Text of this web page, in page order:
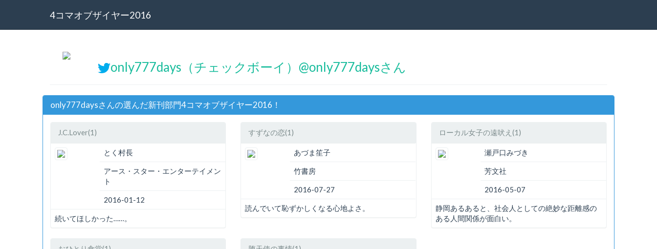
4コマオブザイヤー2016
only777days（チェックボーイ）@only777daysさん
only777daysさんの選んだ新刊部門4コマオブザイヤー2016！
J.C.Lover(1)
とく村長
アース・スター・エンターテイメン
ト
2016-01-12
続いてほしかった……。
すずなの恋(1)
あづま笙子
竹書房
2016-07-27
読んでいて恥ずかしくなる心地よさ。
ローカル女子の遠吠え(1)
瀬戸口みづき
芳文社
2016-05-07
静岡あるあると、社会人としての絶妙な距離感の
ある人間関係が面白い。